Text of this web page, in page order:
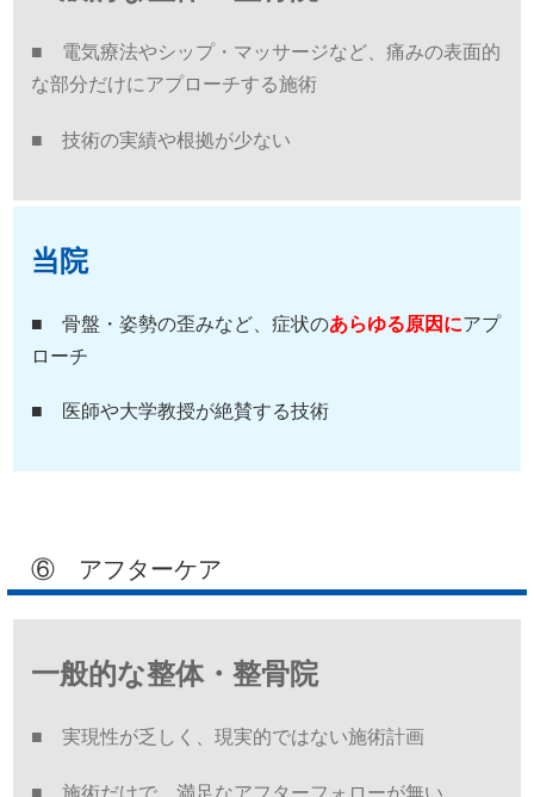
■ 電気療法やシップ・マッサージなど、痛みの表面的
な部分だけにアプローチする施術
■ 技術の実績や根拠が少ない
当院
■ 骨盤・姿勢の歪みなど、症状のあらゆる原因にアプ
ローチ
■ 医師や大学教授が絶賛する技術
⑥ アフターケア
一般的な整体・整骨院
■ 実現性が乏しく、現実的ではない施術計画
■ 施術だけで、満足なアフターフォローが無い